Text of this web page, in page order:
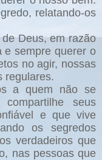
relatando-os
Deus, em razão
e sempre querer o
no agir, nossas
regulares.
a quem não se
seus
e que vive
os segredos
verdadeiros que
nas pessoas que